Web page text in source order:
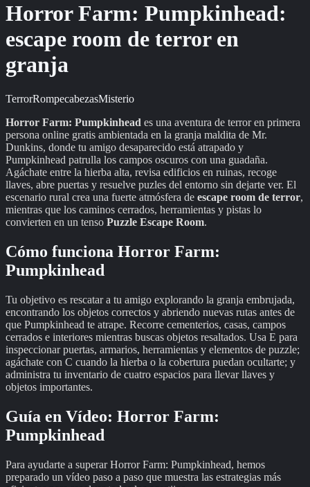
Horror Farm: Pumpkinhead:
escape room de terror en
granja
TerrorRompecabezasMisterio
Horror Farm: Pumpkinhead es una aventura de terror en primera
persona online gratis ambientada en la granja maldita de Mr.
Dunkins, donde tu amigo desaparecido está atrapado y
Pumpkinhead patrulla los campos oscuros con una guadaña.
Agáchate entre la hierba alta, revisa edificios en ruinas, recoge
llaves, abre puertas y resuelve puzles del entorno sin dejarte ver. El
escenario rural crea una fuerte atmósfera de escape room de terror,
mientras que los caminos cerrados, herramientas y pistas lo
convierten en un tenso Puzzle Escape Room.
Cómo funciona Horror Farm:
Pumpkinhead
Tu objetivo es rescatar a tu amigo explorando la granja embrujada,
encontrando los objetos correctos y abriendo nuevas rutas antes de
que Pumpkinhead te atrape. Recorre cementerios, casas, campos
cerrados e interiores mientras buscas objetos resaltados. Usa E para
inspeccionar puertas, armarios, herramientas y elementos de puzzle;
agáchate con C cuando la hierba o la cobertura puedan ocultarte; y
administra tu inventario de cuatro espacios para llevar llaves y
objetos importantes.
Guía en Vídeo: Horror Farm:
Pumpkinhead
Para ayudarte a superarHorror Farm: Pumpkinhead, hemos
preparado un vídeo paso a paso que muestra las estrategias más